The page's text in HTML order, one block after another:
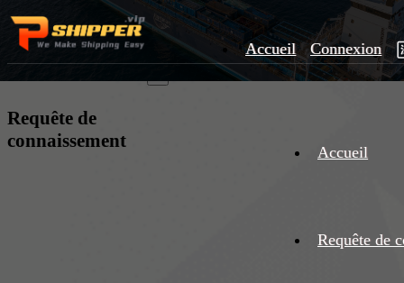
Accueil Connexion
Accueil
Requête de
Requête de
connaissement